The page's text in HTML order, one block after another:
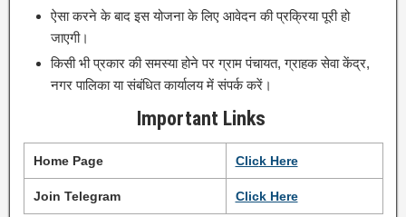
ऐसा करने के बाद इस योजना के लिए आवेदन की प्रक्रिया पूरी हो
जाएगी।
किसी भी प्रकार की समस्या होने पर ग्राम पंचायत, ग्राहक सेवा केंद्र,
नगर पालिका या संबंधित कार्यालय में संपर्क करें।
Important Links
Home Page Click Here
Join Telegram Click Here